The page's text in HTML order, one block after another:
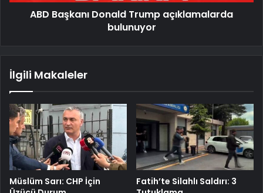
ABD Başkanı Donald Trump açıklamalarda
bulunuyor
İlgili Makaleler
Müslüm Sarı: CHP İçin
Fatih’te Silahlı Saldırı: 3